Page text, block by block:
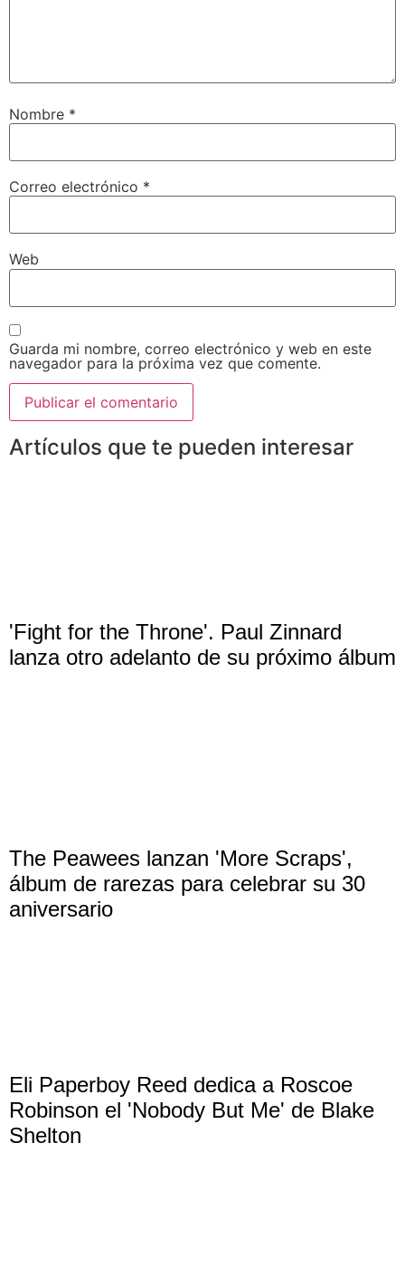
Nombre *
Correo electrónico *
Web
Guarda mi nombre, correo electrónico y web en este
navegador para la próxima vez que comente.
Artículos que te pueden interesar
'Fight for the Throne'. Paul Zinnard
lanza otro adelanto de su próximo álbum
The Peawees lanzan 'More Scraps',
álbum de rarezas para celebrar su 30
aniversario
Eli Paperboy Reed dedica a Roscoe
Robinson el 'Nobody But Me' de Blake
Shelton